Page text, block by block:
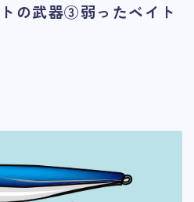
の武器③弱ったベイト